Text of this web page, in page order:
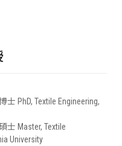
PhD, Textile Engineering,
士 Master, Textile
University